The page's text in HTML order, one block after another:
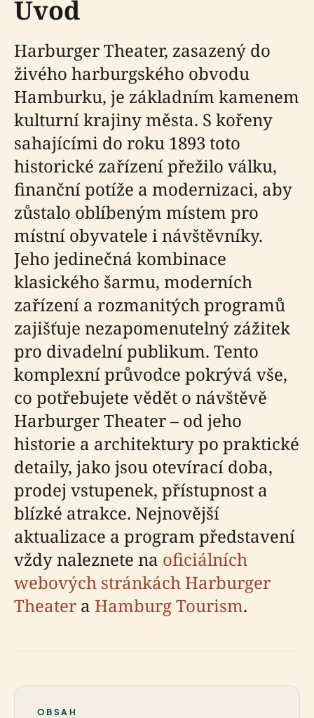
Úvod
Harburger Theater, zasazený do
živého harburgského obvodu
Hamburku, je základním kamenem
kulturní krajiny města. S kořeny
sahajícími do roku 1893 toto
historické zařízení přežilo válku,
finanční potíže a modernizaci, aby
zůstalo oblíbeným místem pro
místní obyvatele i návštěvníky.
Jeho jedinečná kombinace
klasického šarmu, moderních
zařízení a rozmanitých programů
zajišťuje nezapomenutelný zážitek
pro divadelní publikum. Tento
komplexní průvodce pokrývá vše,
co potřebujete vědět o návštěvě
Harburger Theater – od jeho
historie a architektury po praktické
detaily, jako jsou otevírací doba,
prodej vstupenek, přístupnost a
blízké atrakce. Nejnovější
aktualizace a program představení
vždy naleznete na oficiálních
webových stránkách Harburger
Theater a Hamburg Tourism.
OBSAH